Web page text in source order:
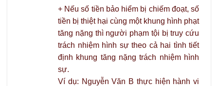
+ Nếu số tiền bảo hiểm bị chiếm đoạt, số
tiền bị thiệt hại cùng một khung hình phạt
tăng nặng thì người phạm tội bị truy cứu
trách nhiệm hình sự theo cả hai tình tiết
định khung tăng nặng trách nhiệm hình
sự.
Ví dụ: Nguyễn Văn B thực hiện hành vi